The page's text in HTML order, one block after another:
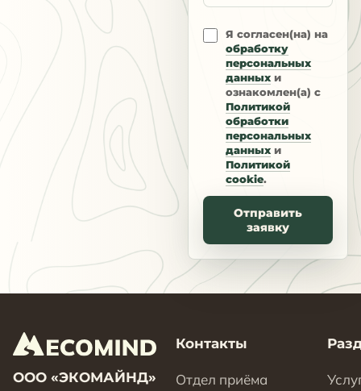
Я согласен(на) на
обработку
персональных
данных и
ознакомлен(а) с
Политикой
обработки
персональных
данных и
Политикой
cookie.
Отправить
заявку
ООО «ЭКОМАЙНД»
Контакты
Отдел приёма